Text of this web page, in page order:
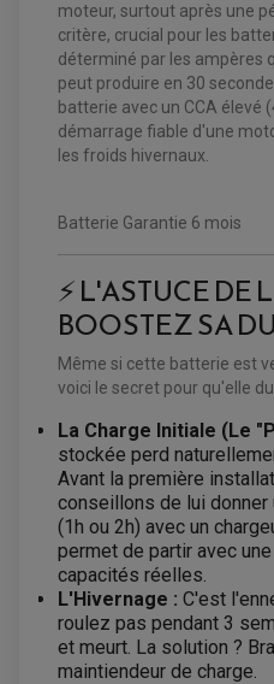
KIT DURITE DE FREIN
KIT DURITE D'EMBRAYAGE
KIT RÉPARATION ÉTRIER DE
KIT RÉPARATION MAÎTRE
MAÎTRE CYLINDRE
HUILE ET PRODUIT
BULLE / PARE-BRISE
CÂBLE ACCÉLÉRATEUR
CABLE D'EMBRAYAGE
KIT RABAISSEMENT MOTO
KIT STREET BIKE
LEVIER DE FREIN
LEVIER D'EMBRAYAGE
PÉDALE DE FREIN
REPOSE PIED TYPE ORIGINE
RETROVISEUR MOTO TYPE
SÉLECTEUR DE VITESSE
PRODUIT ENTRETIEN
FILTRE A AIR
FILTRE A HUILE
BOUGIE SCOOTER
PRODUIT D'ENTRETIEN
HUILE ET
HUILE SCOOTER
PARTIE CYCLE
BULLE / PARE-BRISE
LEVIER DE FREIN
RÉTROVISEUR TYPE
PIÈCE MOTEUR
GALET DE VARIATEUR
COURROIE
VARIATEUR SCOOTER
POMPE A ESSENCE
JANTES /
CHAÎNE A NEIGE QUAD-SSV
CHAÎNES A NEIGE
CHAMBRE A AIR QUAD ET
CLOUS / CRAMPON
ÉLARGISSEURES DE VOIES
JANTES QUAD ET SSV
PLAQUETTE DE FREIN
KIT RÉPARATION PÉDALE DE
KIT RÉPARATION MAÎTRE
KIT RÉPARATION ÉTRIER DE
ROULEMENT MOTO
ROULEMENT DE ROUE AVANT
ROULEMENT COLONNE DE
moteur, surtout après une
critère, crucial pour les
déterminé par les ampères
peut produire en 30
batterie avec un CCA élevé
démarrage fiable d'une
les froids hivernaux.
Batterie Garantie 6 mois
⚡ L'ASTUCE DE
BOOSTEZ SA
Même si cette batterie est
voici le secret pour qu'elle
La Charge Initiale (Le
stockée perd
Avant la première
conseillons de lui donner
(1h ou 2h) avec un
permet de partir avec
capacités réelles.
L'Hivernage : C'est
roulez pas pendant 3
et meurt. La solution ?
maintiendeur de charge.